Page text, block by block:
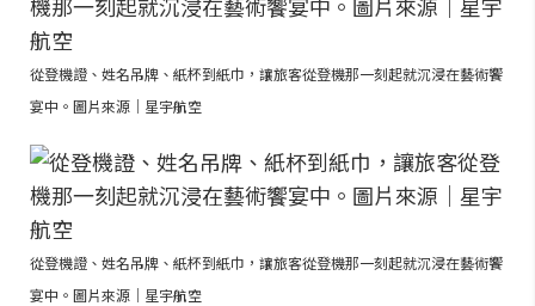
從登機證、姓名吊牌、紙杯到紙巾，讓旅客從登機那一刻起就沉浸在藝術饗
宴中。圖片來源｜星宇航空
從登機證、姓名吊牌、紙杯到紙巾，讓旅客從登機那一刻起就沉浸在藝術饗
宴中。圖片來源｜星宇航空